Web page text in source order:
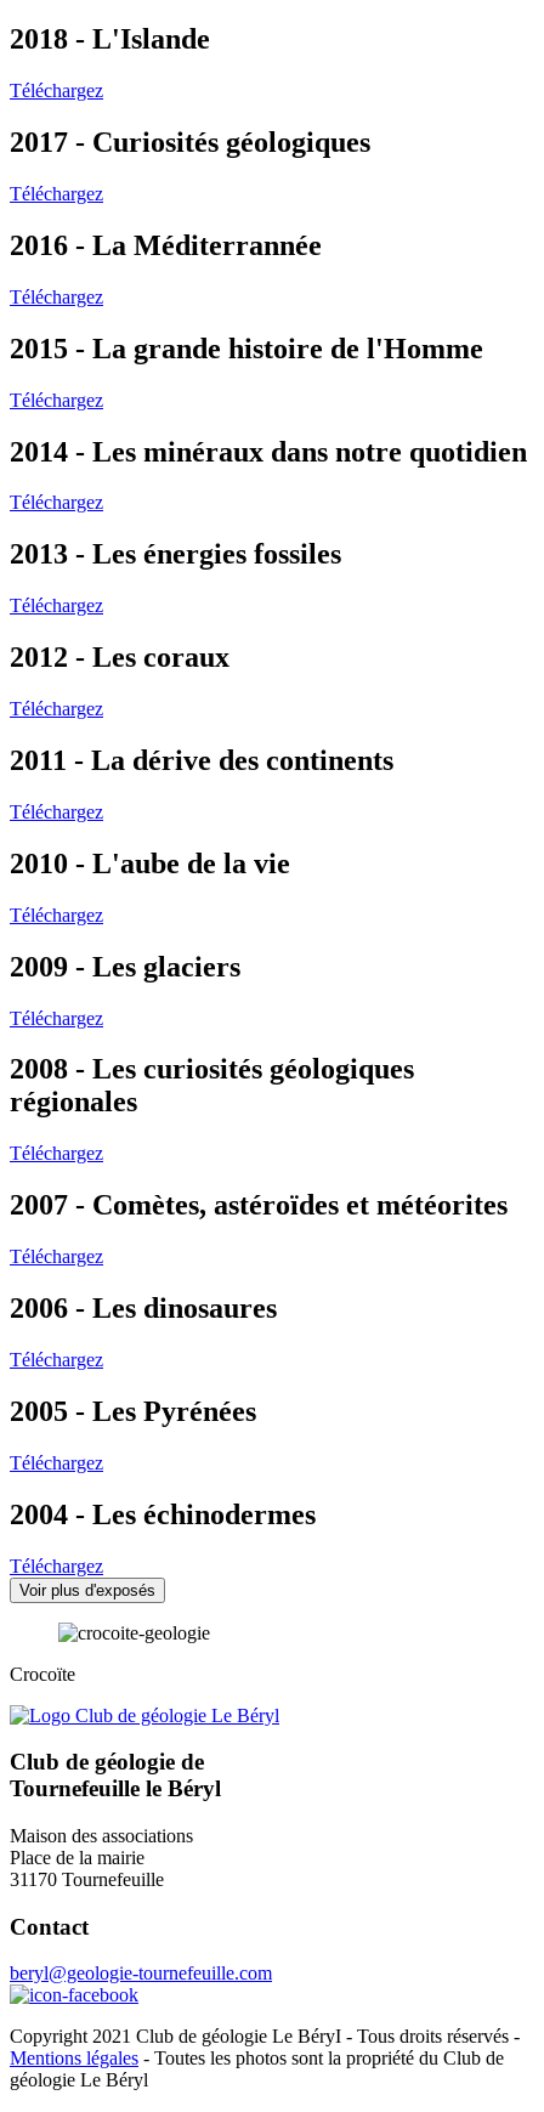
2018 - L'Islande
Téléchargez
2017 - Curiosités géologiques
Téléchargez
2016 - La Méditerrannée
Téléchargez
2015 - La grande histoire de l'Homme
Téléchargez
2014 - Les minéraux dans notre quotidien
Téléchargez
2013 - Les énergies fossiles
Téléchargez
2012 - Les coraux
Téléchargez
2011 - La dérive des continents
Téléchargez
2010 - L'aube de la vie
Téléchargez
2009 - Les glaciers
Téléchargez
2008 - Les curiosités géologiques
régionales
Téléchargez
2007 - Comètes, astéroïdes et météorites
Téléchargez
2006 - Les dinosaures
Téléchargez
2005 - Les Pyrénées
Téléchargez
2004 - Les échinodermes
Téléchargez
Voir plus d'exposés
Crocoïte
Club de géologie de
Tournefeuille le Béryl
Maison des associations
Place de la mairie
31170 Tournefeuille
Contact
beryl@geologie-tournefeuille.com
Copyright 2021 Club de géologie Le BéryI - Tous droits réservés -
Mentions légales - Toutes les photos sont la propriété du Club de
géologie Le Béryl